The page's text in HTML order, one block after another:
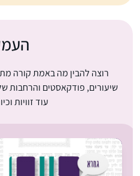
רוצה להבין מה באמת קורה
שיעורים, פודקאסטים והרחבות
עוד זוויות